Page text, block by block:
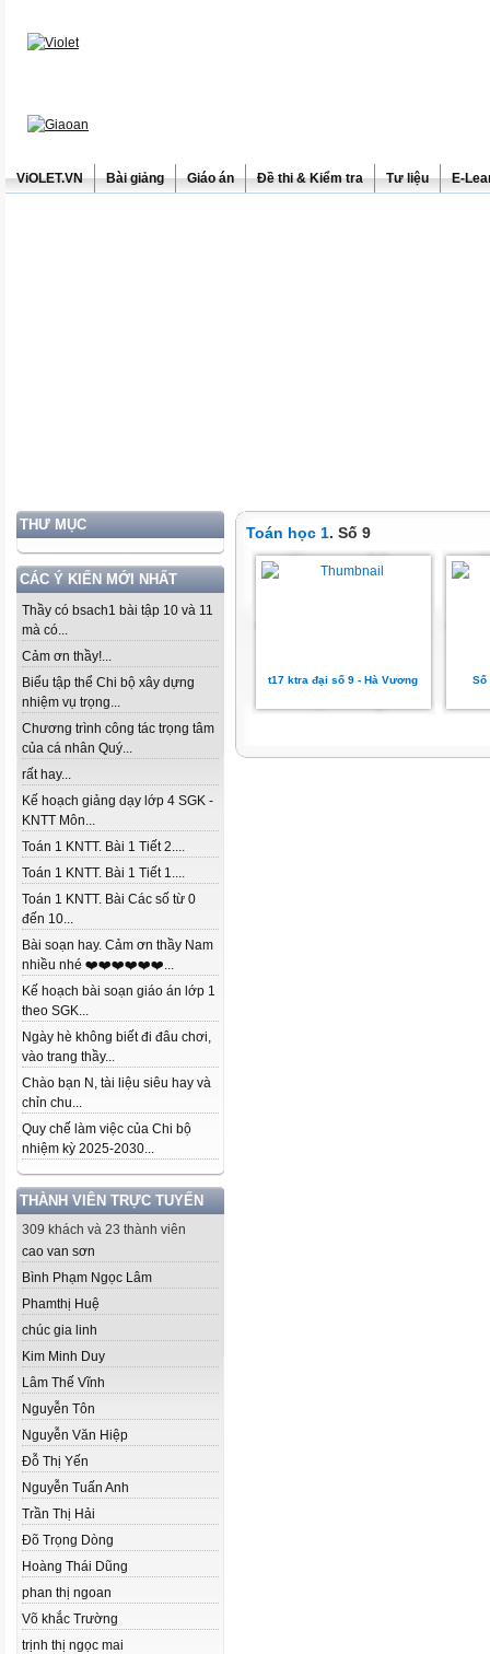
ViOLET.VN Bài giảng Giáo án Đề thi & Kiểm tra Tư liệu E-
THƯ MỤC
CÁC Ý KIẾN MỚI NHẤT
Thầy có bsach1 bài tập 10 và 11
mà có...
Cảm ơn thầy!...
Biểu tập thể Chi bộ xây dựng
nhiệm vụ trọng...
Chương trình công tác trọng tâm
của cá nhân Quý...
rất hay...
Kế hoạch giảng dạy lớp 4 SGK -
KNTT Môn...
Toán 1 KNTT. Bài 1 Tiết 2....
Toán 1 KNTT. Bài 1 Tiết 1....
Toán 1 KNTT. Bài Các số từ 0
đến 10...
Bài soạn hay. Cảm ơn thầy Nam
nhiều nhé ❤️❤️❤️❤️❤️❤️...
Kế hoạch bài soạn giáo án lớp 1
theo SGK...
Ngày hè không biết đi đâu chơi,
vào trang thầy...
Chào bạn N, tài liệu siêu hay và
chỉn chu...
Quy chế làm việc của Chi bộ
nhiệm kỳ 2025-2030...
THÀNH VIÊN TRỰC TUYẾN
309 khách và 23 thành viên
cao van sơn
Bình Phạm Ngọc Lâm
Phamthị Huệ
chúc gia linh
Kim Minh Duy
Lâm Thế Vĩnh
Nguyễn Tôn
Nguyễn Văn Hiệp
Đỗ Thị Yến
Nguyễn Tuấn Anh
Trần Thị Hải
Đõ Trọng Dòng
Hoàng Thái Dũng
phan thị ngoan
Võ khắc Trường
trịnh thị ngọc mai
Toán học 1. Số 9
t17 ktra đại số 9 - Hà Vương Số